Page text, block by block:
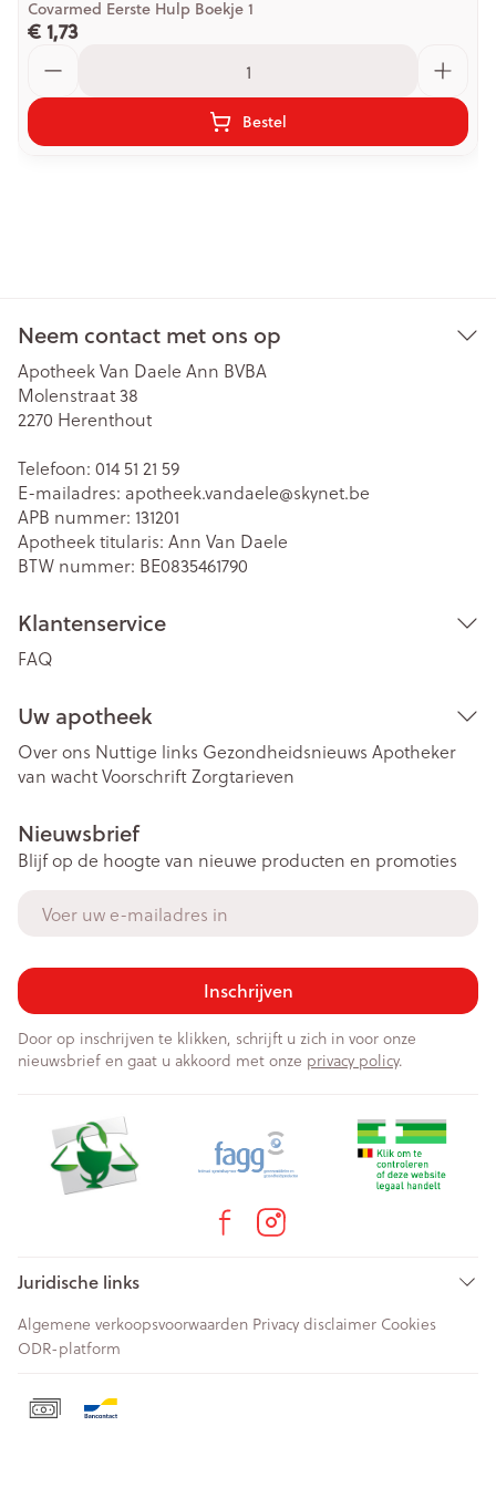
Covarmed Eerste Hulp Boekje 1
€ 1,73
Bestel
Neem contact met ons op
Apotheek Van Daele Ann BVBA
Molenstraat 38
2270 Herenthout
Telefoon: 014 51 21 59
E-mailadres: apotheek.vandaele@skynet.be
APB nummer: 131201
Apotheek titularis: Ann Van Daele
BTW nummer: BE0835461790
Klantenservice
FAQ
Uw apotheek
Over ons Nuttige links Gezondheidsnieuws Apotheker
van wachtVoorschriftZorgtarieven
Nieuwsbrief
Blijf op de hoogte van nieuwe producten en promoties
Inschrijven
Door op inschrijven te klikken, schrijft u zich in voor onze
nieuwsbrief en gaat u akkoord met onze privacy policy.
Juridische links
Algemene verkoopsvoorwaarden Privacy disclaimer Cookies
ODR-platform